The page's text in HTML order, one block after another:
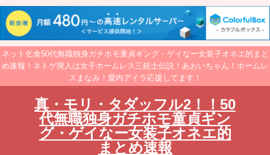
ネット乞食50代無職独身ガチホモ童貞ギング・ゲイなー女装子オネエ的まと
め速報！ネトゲ廃人は女子ホームレス三銃士伝説！あおいちゃん！ホームレ
スまなみ！愛内アイラ応援してます！
真・モリ・タダッフル2！！50
代無職独身ガチホモ童貞ギン
グ・ゲイなー女装子オネエ的
まとめ速報